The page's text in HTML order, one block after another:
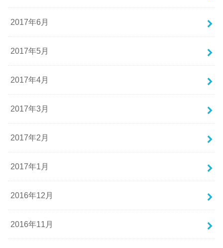
2017年6月
2017年5月
2017年4月
2017年3月
2017年2月
2017年1月
2016年12月
2016年11月